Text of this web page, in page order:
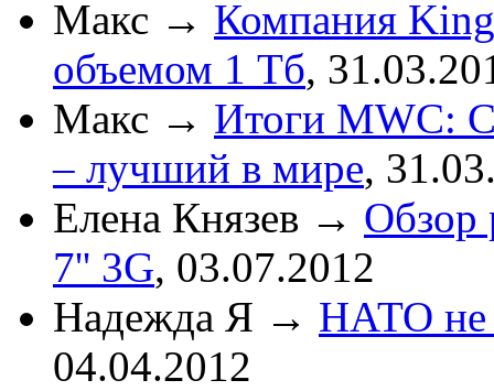
Макс → Компания
объемом 1 Тб,
Макс → Итоги MWC:
– лучший в мире,
Елена Князев → Обзор
7'' 3G, 03.07.2012
Надежда Я → НАТО не
04.04.2012